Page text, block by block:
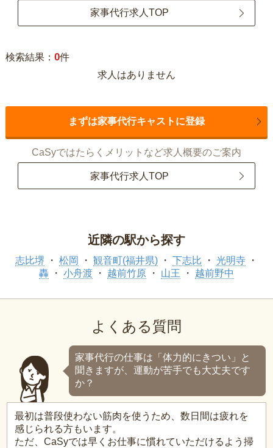
家事代行求人TOP
検索結果： 0件
求人はありません
まずは家事代行キャストに登録
CaSyではたらくメリットなど求人概要のご案内
家事代行求人TOP
近隣の駅から探す
志比堺 松岡 観音町(福井県) 下志比
光明寺
轟
小舟渡 越前竹原 山王 越前野中
よくある質問
家事代行の仕事は「体力的にきつい」と
聞きますが、運動が苦手でも大丈夫です
か？
最初は普段使わない筋肉を使うため、数日間は疲れを
感じられる方もいます。
ただ、CaSyでは早くお仕事に慣れていただけるよう掃